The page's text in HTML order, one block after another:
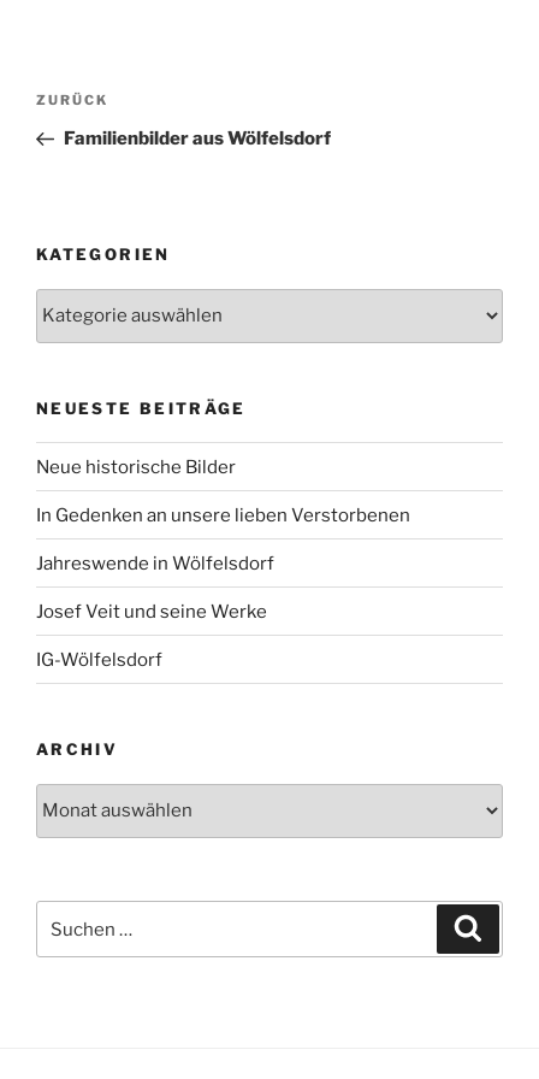
Beitragsnavigation
Vorheriger
Beitrag
ZURÜCK
Familienbilder aus Wölfelsdorf
KATEGORIEN
NEUESTE BEITRÄGE
Neue historische Bilder
In Gedenken an unsere lieben Verstorbenen
Jahreswende in Wölfelsdorf
Josef Veit und seine Werke
IG-Wölfelsdorf
ARCHIV
nach: